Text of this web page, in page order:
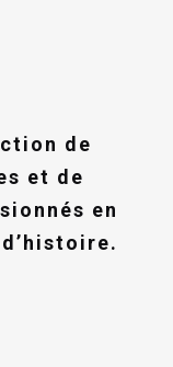
de
et de
en